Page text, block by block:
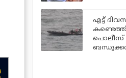
എട്ട്
പൊലീസ്